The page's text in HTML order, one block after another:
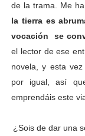
de la trama. Me
la tierra es
vocación se
el lector de ese
novela, y esta
por igual, así
emprendáis este
¿Sois de dar una